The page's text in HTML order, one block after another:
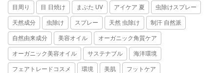
目周り 目 日焼け まぶた UV アイケア 夏 虫除けスプレー
天然成分 虫除け スプレー 天然 虫除け 制汗 自然派
自然由来成分 美容オイル オーガニック角質ケア
オーガニック美容オイル サステナブル 海洋環境
フェアトレードコスメ 環境 美肌 フットケア